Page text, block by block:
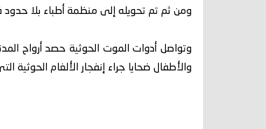
ومن ثم تم تحويله إلى منظمة أطباء بلا حدود
وتواصل أدوات الموت الحوثية حصد أرواح
والأطفال ضحايا جراء إنفجار الألغام